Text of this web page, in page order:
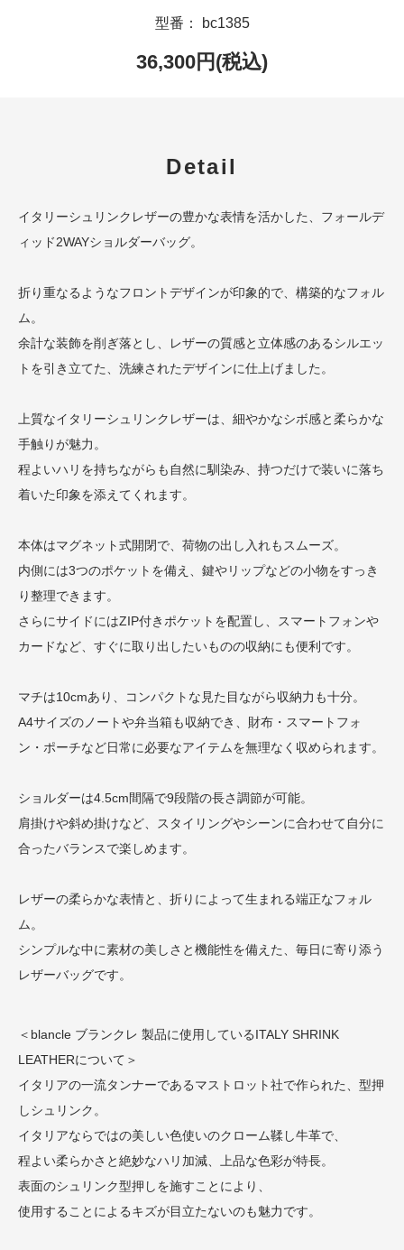
型番： bc1385
36,300円(税込)
Detail
イタリーシュリンクレザーの豊かな表情を活かした、フォールデ
ィッド2WAYショルダーバッグ。
折り重なるようなフロントデザインが印象的で、構築的なフォル
ム。
余計な装飾を削ぎ落とし、レザーの質感と立体感のあるシルエッ
トを引き立てた、洗練されたデザインに仕上げました。
上質なイタリーシュリンクレザーは、細やかなシボ感と柔らかな
手触りが魅力。
程よいハリを持ちながらも自然に馴染み、持つだけで装いに落ち
着いた印象を添えてくれます。
本体はマグネット式開閉で、荷物の出し入れもスムーズ。
内側には3つのポケットを備え、鍵やリップなどの小物をすっき
り整理できます。
さらにサイドにはZIP付きポケットを配置し、スマートフォンや
カードなど、すぐに取り出したいものの収納にも便利です。
マチは10cmあり、コンパクトな見た目ながら収納力も十分。
A4サイズのノートや弁当箱も収納でき、財布・スマートフォ
ン・ポーチなど日常に必要なアイテムを無理なく収められます。
ショルダーは4.5cm間隔で9段階の長さ調節が可能。
肩掛けや斜め掛けなど、スタイリングやシーンに合わせて自分に
合ったバランスで楽しめます。
レザーの柔らかな表情と、折りによって生まれる端正なフォル
ム。
シンプルな中に素材の美しさと機能性を備えた、毎日に寄り添う
レザーバッグです。
＜blancle ブランクレ 製品に使用しているITALY SHRINK
LEATHERについて＞
イタリアの一流タンナーであるマストロット社で作られた、型押
しシュリンク。
イタリアならではの美しい色使いのクローム鞣し牛革で、
程よい柔らかさと絶妙なハリ加減、上品な色彩が特長。
表面のシュリンク型押しを施すことにより、
使用することによるキズが目立たないのも魅力です。